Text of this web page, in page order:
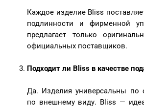
Каждое изделие Bliss
подлинности и фирменной
предлагает только
официальных поставщиков.
Подходит ли Bliss в качестве
Да. Изделия универсальны по
по внешнему виду. Bliss —